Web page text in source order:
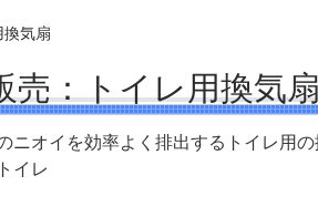
換気扇
売：トイレ用換気
ニオイを効率よく排出するトイレ用
イレ